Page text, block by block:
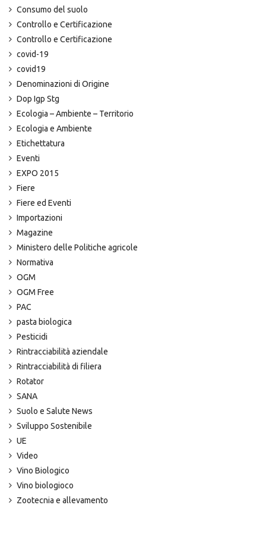
Consumo del suolo
Controllo e Certificazione
Controllo e Certificazione
covid-19
covid19
Denominazioni di Origine
Dop Igp Stg
Ecologia – Ambiente – Territorio
Ecologia e Ambiente
Etichettatura
Eventi
EXPO 2015
Fiere
Fiere ed Eventi
Importazioni
Magazine
Ministero delle Politiche agricole
Normativa
OGM
OGM Free
PAC
pasta biologica
Pesticidi
Rintracciabilità aziendale
Rintracciabilità di filiera
Rotator
SANA
Suolo e Salute News
Sviluppo Sostenibile
UE
Video
Vino Biologico
Vino biologioco
Zootecnia e allevamento